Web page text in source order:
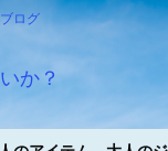
ログ
か？